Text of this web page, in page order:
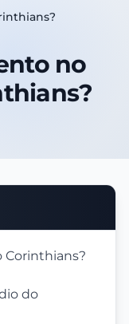
no
Corinthians?
do